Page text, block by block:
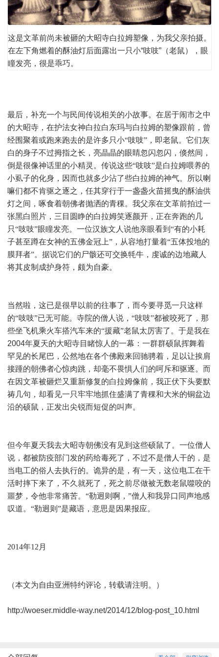
这是文革前尚未被砸的大昭寺白拉姆塑像，为我父亲拍摄。
在左下角燃着的酥油灯后面露出一只小“吱吱”（老鼠），眼
瞳发亮，很是乖巧。
最后，补充一个与民间传说相关的小故事。在居于闹市之中
的大昭寺，在护法女神白拉白东玛与白拉姆的塑像跟前，曾
经围聚着或跑来跑去的是许多只小“吱吱”，即老鼠。它们灰
白的身子不过拇指之长，亮晶晶的眼睛忽闪忽闪，倏然间，
倒是很像神话里的小精灵。传说这些“吱吱”是白拉姆喂养的
小虱子的化身，因而也就多少沾了些白拉姆的神气。所以喇
嘛们都不肯驱之逐之，任其穿行于一盏盏火苗摇曳的酥油供
灯之间，啄食着朝佛者抛洒的青稞。我父亲在文革前拍过一
张黑白照片，三目圆睁的白拉姆笑逐颜开，正在奔跑的几
只“吱吱”眼瞳发亮。一位汉族文人说他亲眼看到“有的小耗
子甚至蹲在女神的五佛金冠上”，从容地打量着“五体投地的
膜拜者”。据说它们的尸骸还可交换牦牛，虔诚的边地藏人
将其皮制成护身符，颇为自豪。
当然啦，这已是很早以前的往事了，而今要寻觅一只这样
的“吱吱”已无可能。寺院的僧人说，“吱吱”都被咬死了，那
些坐飞机乘火车搭汽车来的“援藏”老鼠太厉害了。于是我在
2004年夏天的大昭寺目睹惊人的一幕：一群群硕鼠挥舞着
罕见的长尾巴，公然地在各个佛殿来回驰骋着，足以让挨肩
接踵的朝佛者心惊肉跳，却毫不畏惧人们的呵斥和驱逐。而
在因文革被砸烂又重新修复的白拉姆像前，我正伏下头要默
祷几句，却看见一只牢牢地抓住盛满了青稞和大米的铜盆边
沿的硕鼠，正发出尖锐而短促的叫声。
但今年夏天我去大昭寺朝佛没有见到这些硕鼠了。一位僧人
说，都被防疫部门发的药给毒死了，不过不是僧人干的，是
当电工的俗人去执行的。诡异的是，有一天，这位电工在干
活时摔下来了，不久就死了，死之前尽做被无数老鼠噬咬的
噩梦，令他非常痛苦。“勒迥则啊，”僧人和我异口同声地感
叹道。“勒迥则”是藏语，意思是因果报应。
2014年12月
（本文为自由亚洲特约评论 ，转载请注明。）
http://woeser.middle-way.net/2014/12/blog-post_10.html